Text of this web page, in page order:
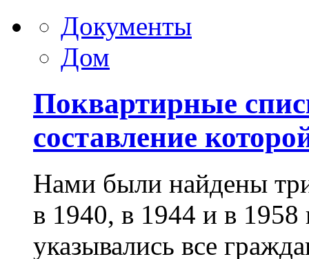
Документы
Дом
Поквартирные
составление
Нами были найдены
в 1940, в 1944 и в
указывались все